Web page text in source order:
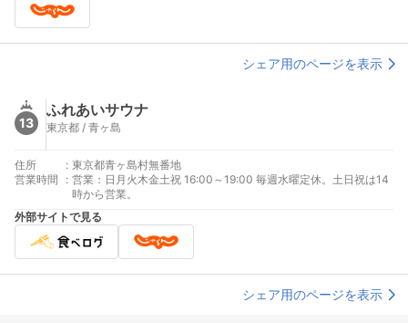
シェア用のページを表示
13
ふれあいサウナ
東京都 / 青ヶ島
住所 : 東京都青ヶ島村無番地
営業時間
: 営業：日月火木金土祝 16:00～19:00 毎週水曜定休。土日祝は14
時から営業。
外部サイトで見る
シェア用のページを表示